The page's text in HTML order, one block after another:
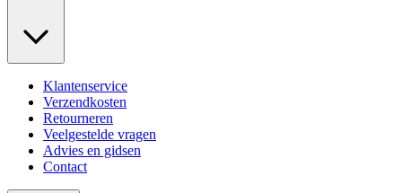
Klantenservice
Verzendkosten
Retourneren
Veelgestelde vragen
Advies en gidsen
Contact